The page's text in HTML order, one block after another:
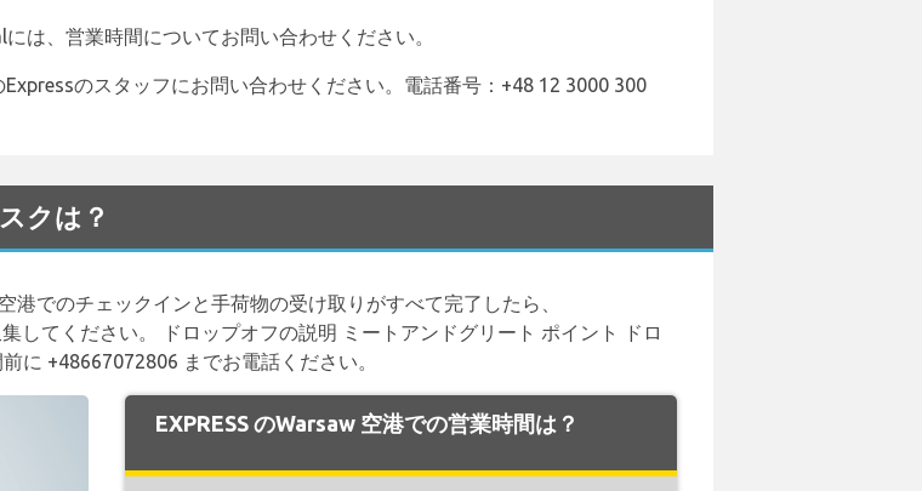
は、営業時間についてお問い合わせください。
のスタッフにお問い合わせください。電話番号：+48 12 3000 300
クは？
でのチェックインと手荷物の受け取りがすべて完了したら、
してください。 ドロップオフの説明 ミートアンドグリート ポイント ドロ
に +48667072806 までお電話ください。
EXPRESS のWarsaw 空港での営業時間は？